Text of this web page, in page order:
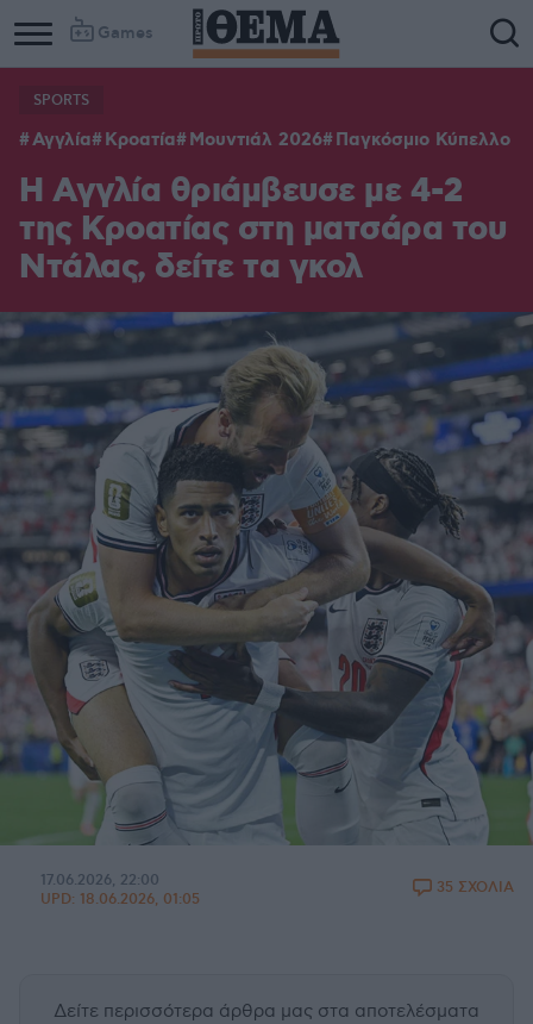
Games
SPORTS
Αγγλία Κροατία Μουντιάλ 2026 Παγκόσμιο Κύπελλο
Η Αγγλία θριάμβευσε με 4-2
της Κροατίας στη ματσάρα του
Ντάλας, δείτε τα γκολ
17.06.2026, 22:00
UPD: 18.06.2026, 01:05
35 ΣΧΟΛΙΑ
Δείτε περισσότερα άρθρα μας στα αποτελέσματα